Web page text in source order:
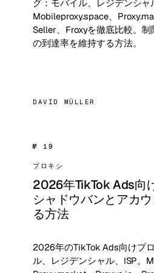
グ：モバイル、レジデンシャ
Mobileproxy.space、
Seller、Froxyを徹底比較。
の到達率を維持する方法。
DAVID MÜLLER
№ 19
プロキシ
2026年TikTok Ads向
シャドウバンとアカ
る方法
2026年のTikTok Ads向けプ
ル、レジデンシャル、ISP。